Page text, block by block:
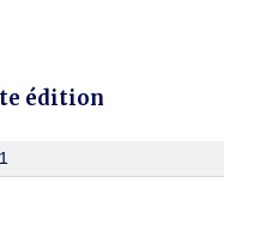
édition